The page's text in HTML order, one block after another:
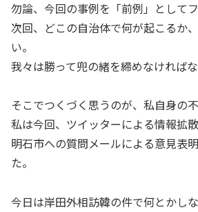
勿論、今回の事例を「前例」として
次回、どこの自治体で何が起こるか
い。
我々は勝って兜の緒を締めなければな
そこでつくづく思うのが、私自身の不
私は今回、ツイッターによる情報拡
明石市への質問メールによる意見表
た。
今日は岸田外相訪韓の件で何とかし